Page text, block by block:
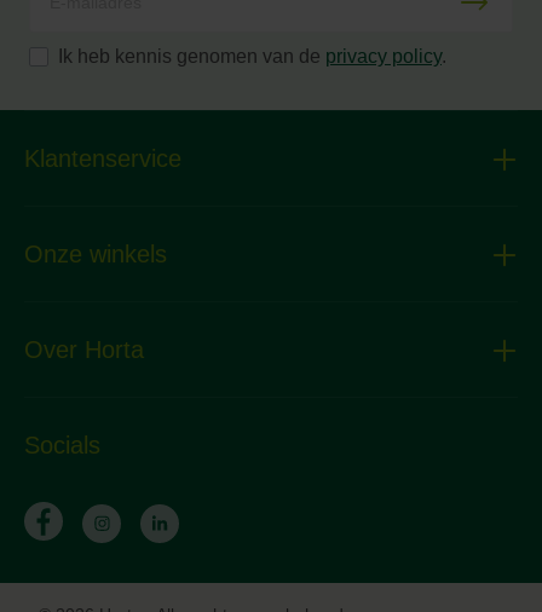
Ik heb kennis genomen van de privacy policy.
Klantenservice
Onze winkels
Over Horta
Socials